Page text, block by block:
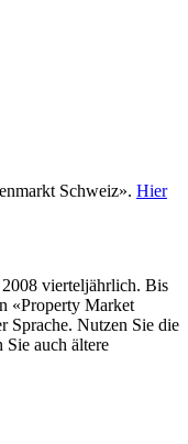
Schweiz». Hier
viertel­jährlich. Bis
«Property Market
Sprache. Nutzen Sie die
auch ältere